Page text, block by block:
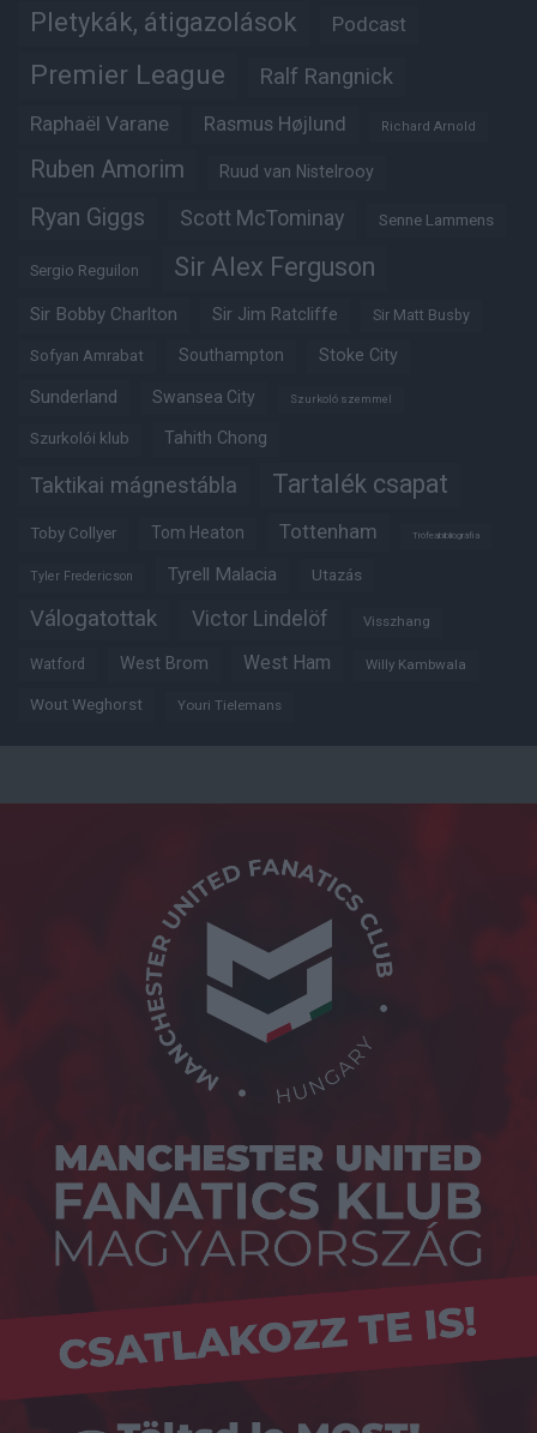
Pletykák, átigazolások Podcast
Premier League Ralf Rangnick
Raphaël Varane Rasmus Højlund Richard Arnold
Ruben Amorim Ruud van Nistelrooy
Ryan Giggs Scott McTominay Senne Lammens
Sergio Reguilon Sir Alex Ferguson
Sir Bobby Charlton Sir Jim Ratcliffe Sir Matt Busby
Sofyan Amrabat Southampton Stoke City
Sunderland Swansea City Szurkoló szemmel
Szurkolói klub Tahith Chong
Taktikai mágnestábla Tartalék csapat
Toby Collyer Tom Heaton Tottenham Trófeabibliográfia
Tyler Fredericson Tyrell Malacia Utazás
Válogatottak Victor Lindelöf Visszhang
Watford West Brom West Ham Willy Kambwala
Wout Weghorst Youri Tielemans